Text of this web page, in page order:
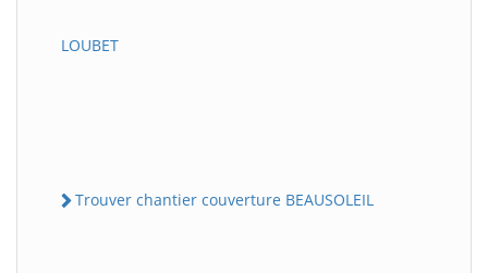
LOUBET
Trouver chantier couverture BEAUSOLEIL